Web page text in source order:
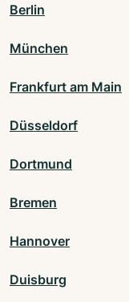
Berlin
München
Frankfurt am Main
Düsseldorf
Dortmund
Bremen
Hannover
Duisburg